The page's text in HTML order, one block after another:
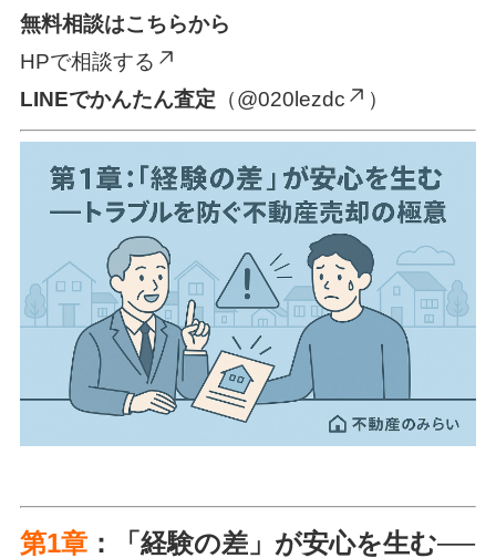
無料相談はこちらから
HPで相談する
LINEでかんたん査定 （@020lezdc ）
第1章：「経験の差」が安心を生む──